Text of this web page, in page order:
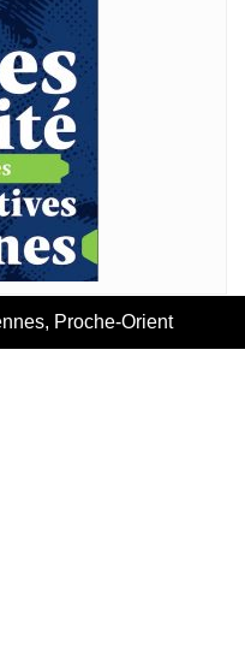
Proche-Orient